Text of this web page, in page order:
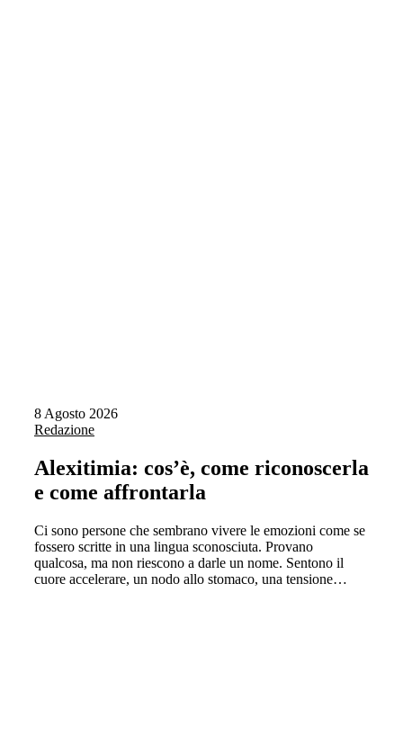
8 Agosto 2026
Redazione
Alexitimia: cos’è, come riconoscerla
e come affrontarla
Ci sono persone che sembrano vivere le emozioni come se
fossero scritte in una lingua sconosciuta. Provano
qualcosa, ma non riescono a darle un nome. Sentono il
cuore accelerare, un nodo allo stomaco, una tensione…